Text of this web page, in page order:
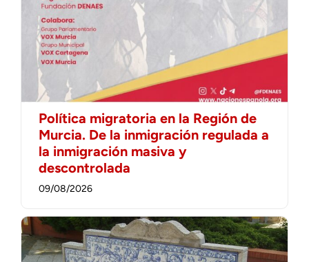
Política migratoria en la Región de
Murcia. De la inmigración regulada a
la inmigración masiva y
descontrolada
09/08/2026